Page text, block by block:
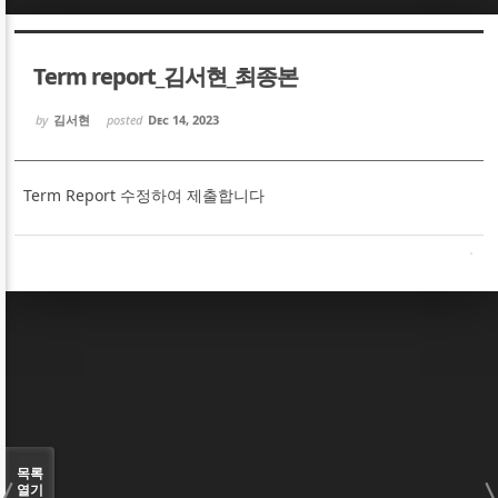
Term report_김서현_최종본
by 김서현 posted Dec 14, 2023
Term Report 수정하여 제출합니다
목록
열기
Sketchbook5, 스케치북5
Sketchbook5, 스케치북5
Sketchbook5, 스케치북5
Sketchbook5, 스케치북5